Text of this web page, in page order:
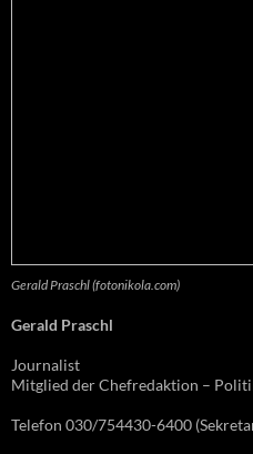
Gerald Praschl (fotonikola.com)
Gerald Praschl
Journalist
Mitglied der Chefredaktion –
Telefon 030/754430-6400